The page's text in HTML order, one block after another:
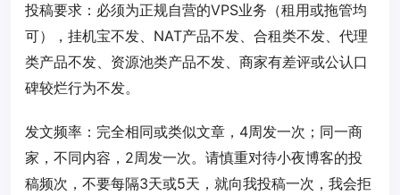
投稿要求：必须为正规自营的VPS业务（租用或拖管均
可），挂机宝不发、NAT产品不发、合租类不发、代理
类产品不发、资源池类产品不发、商家有差评或公认口
碑较烂行为不发。
发文频率：完全相同或类似文章，4周发一次；同一商
家，不同内容，2周发一次。请慎重对待小夜博客的投
稿频次，不要每隔3天或5天，就向我投稿一次，我会拒